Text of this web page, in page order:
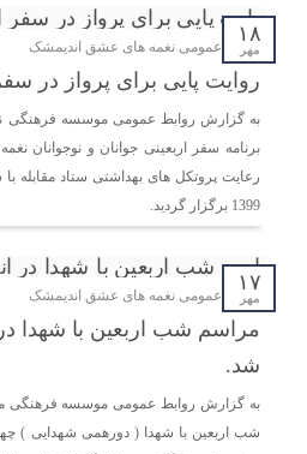
دیدار دبیر موسسه فرهنگی مردمی نغمه
اداره ورزش و جوانان اندیمشک
مراسم دورهمی خانوادگی با عنوان کافه
برگزار شد.
مراسم جشن ولادت امام زمان (عج) و جشن
اسلامی و هفته ی جوان در اندیمشک
های عشق اندیمشک
۱۸
مهر
روابط عمومی نغمه های عشق اندیمشک
روایت پایی برای پرواز در
به گزارش روابط عمومی موسسه فرهنگی
برنامه سفر اربعینی جوانان و نوجوانان
1399 برگزار گردید.
۱۷
مهر
روابط عمومی نغمه های عشق اندیمشک
مراسم شب اربعین با شهدا
شد.
به گزارش روابط عمومی موسسه فرهنگی